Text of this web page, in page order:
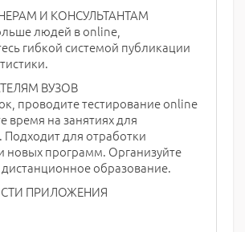
И КОНСУЛЬТАНТАМ
людей в online,
гибкой системой публикации
ВУЗОВ
проводите тестирование online
время на занятиях для
для отработки
новых программ. Организуйте
образование.
ПРИЛОЖЕНИЯ